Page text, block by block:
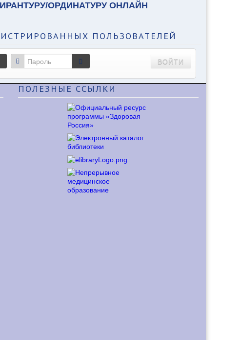
ОРДИНАТУРУ ОНЛАЙН
ПОЛЬЗОВАТЕЛЕЙ
ВОЙТИ
ПОЛЕЗНЫЕ ССЫЛКИ